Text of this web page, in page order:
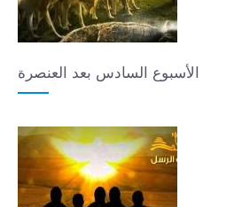
الأسبوع السادس بعد العنصرة